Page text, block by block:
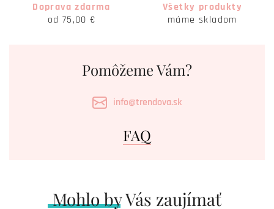
Doprava zdarma
od 75,00 €
Všetky produkty
máme skladom
Pomôžeme Vám?
info@trendova.sk
FAQ
Mohlo by Vás zaujímať